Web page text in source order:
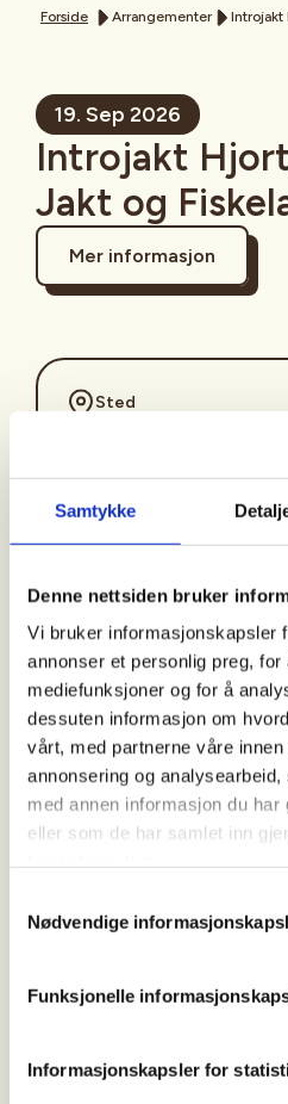
Samtykke
Denne nettsiden bruker
Vi bruker informasjonskapsler
annonser et personlig preg,
mediefunksjoner og for å
dessuten informasjon om
vårt, med partnerne våre
annonsering og
med annen informasjon du har
eller som de har samlet inn
Nødvendige
Funksjonelle
Informasjonskapsler for
Forside Arrangementer Introjakt
19. Sep 2026
Introjakt
Jakt og
Mer informasjon
Sted
Tid
19. Sep 2026
Kl. 08.00 - 18.00
Arrangør
Suldal Jakt- og
Jakta blir på Jelsa. Info får
Ungdom opp til 25 år.